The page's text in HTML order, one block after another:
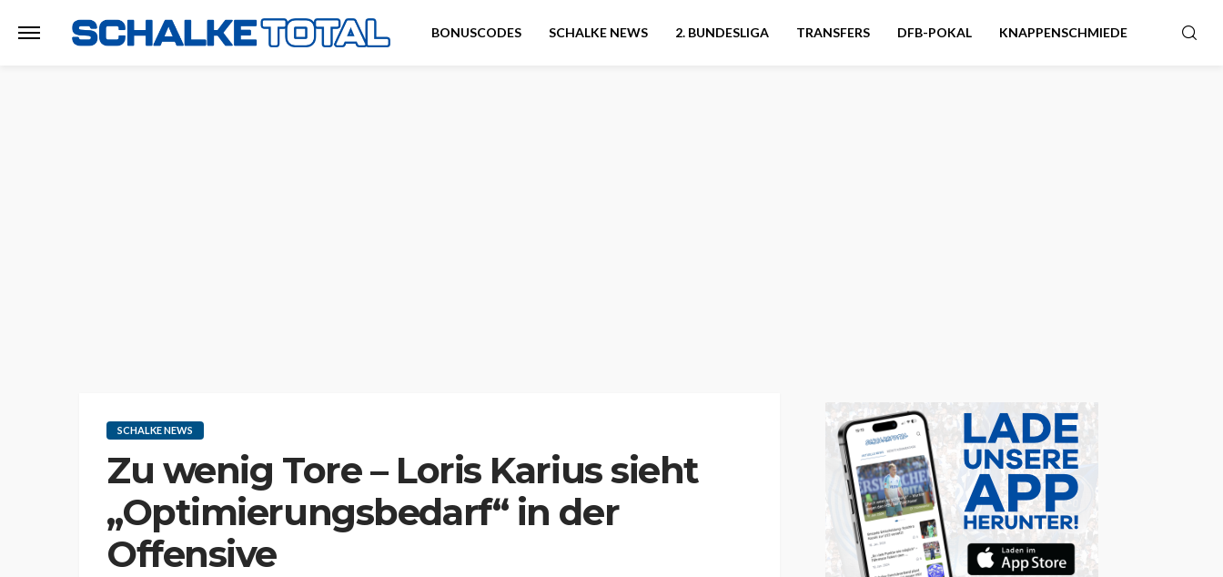
BONUSCODES SCHALKE NEWS 2. BUNDESLIGA TRANSFERS DFB-POKAL KNAPPENSCHMIEDE
SCHALKE NEWS
Zu wenig Tore – Loris Karius sieht
„Optimierungsbedarf“ in der
Offensive